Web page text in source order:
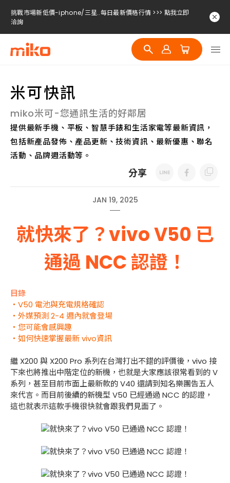
挑戰市場新低價-iphone/三星..每日最新價格行情 >>> 點我立即
洽詢
挑戰市場新低價-iphone/三星..每日最新價格行情 >>> 點我立即
洽詢
挑戰市場新低價-iphone/三星..每日最新價格行情 >>> 點我立即
米可快訊
miko米可-您通訊生活的好鄰居
提供最新手機、平板、智慧手錶和生活家電等最新資訊，
包括新產品發佈、產品更新、技術資訊、最新優惠、聯名
活動、品牌週活動等。
分享
JAN 19, 2025
就快來了？vivo V50 已
通過 NCC 認證！
目錄
・V50 電池與充電規格確認
・外媒預測 2-4 週內就會登場
・您可能會感興趣
・如何快速掌握最新 vivo資訊
繼 X200 與 X200 Pro 系列在台灣打出不錯的評價後，vivo 接
下來也將推出中階定位的新機，也就是大家應該很常看到的 V
系列，甚至目前市面上最新款的 V40 還請到知名樂團告五人
來代言。而目前後續的新機型 V50 已經通過 NCC 的認證，
這也就表示這款手機很快就會跟我們見面了。